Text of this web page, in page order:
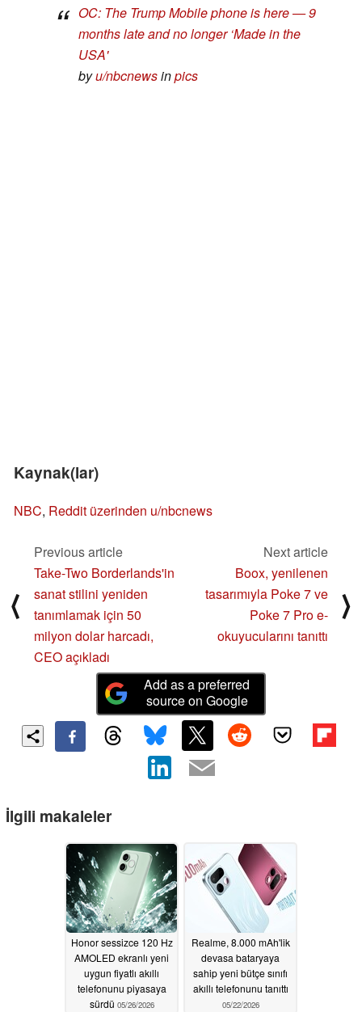
OC: The Trump Mobile phone is here — 9
months late and no longer ‘Made in the
USA'
byu/nbcnewsinpics
Kaynak(lar)
NBC, Reddit üzerinden u/nbcnews
⟨
Previous article
Take-Two Borderlands'in
sanat stilini yeniden
tanımlamak için 50
milyon dolar harcadı,
CEO açıkladı
Next article
Boox, yenilenen
tasarımıyla Poke 7 ve
Poke 7 Pro e-
okuyucularını tanıttı
⟩
Add as a preferred
source on Google
İlgili makaleler
Honor sessizce 120 Hz
AMOLED ekranlı yeni
uygun fiyatlı akıllı
telefonunu piyasaya
sürdü 05/26/2026
Realme, 8.000 mAh'lik
devasa bataryaya
sahip yeni bütçe sınıfı
akıllı telefonunu tanıttı
05/22/2026